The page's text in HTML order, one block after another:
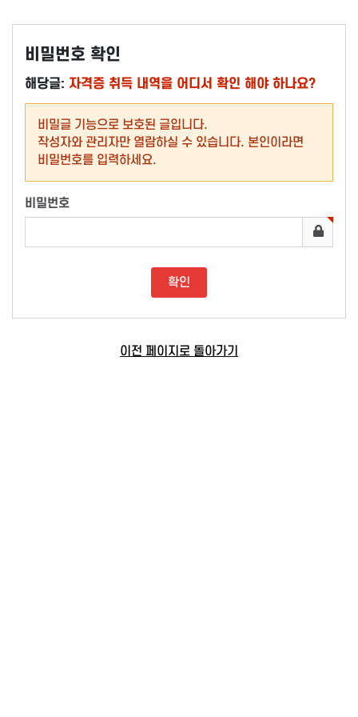
비밀번호 확인
해당글: 자격증 취득 내역을 어디서 확인 해야 하나요?
비밀글 기능으로 보호된 글입니다.
작성자와 관리자만 열람하실 수 있습니다. 본인이라면
비밀번호를 입력하세요.
비밀번호
이전 페이지로 돌아가기